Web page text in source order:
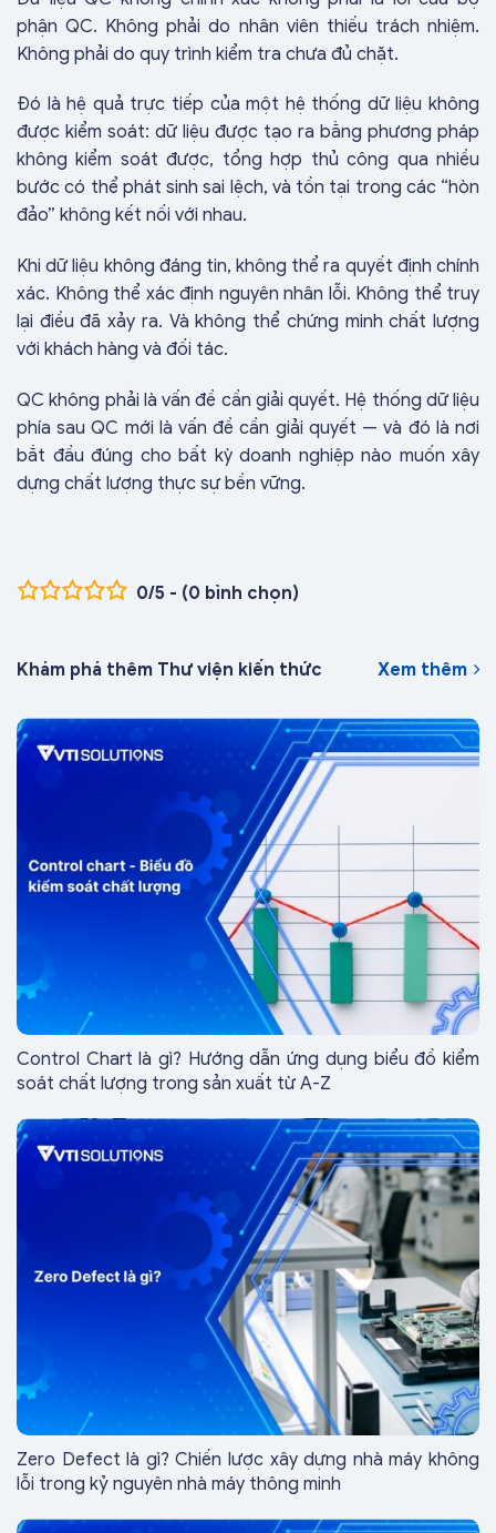
phận QC. Không phải do nhân viên thiếu trách nhiệm.
Không phải do quy trình kiểm tra chưa đủ chặt.
Đó là hệ quả trực tiếp của một hệ thống dữ liệu không
được kiểm soát: dữ liệu được tạo ra bằng phương pháp
không kiểm soát được, tổng hợp thủ công qua nhiều
bước có thể phát sinh sai lệch, và tồn tại trong các “hòn
đảo” không kết nối với nhau.
Khi dữ liệu không đáng tin, không thể ra quyết định chính
xác. Không thể xác định nguyên nhân lỗi. Không thể truy
lại điều đã xảy ra. Và không thể chứng minh chất lượng
với khách hàng và đối tác.
QC không phải là vấn đề cần giải quyết. Hệ thống dữ liệu
phía sau QC mới là vấn đề cần giải quyết — và đó là nơi
bắt đầu đúng cho bất kỳ doanh nghiệp nào muốn xây
dựng chất lượng thực sự bền vững.
0/5 - (0 bình chọn)
Khám phá thêm Thư viện kiến thức Xem thêm
Control Chart là gì? Hướng dẫn ứng dụng biểu đồ kiểm
soát chất lượng trong sản xuất từ A-Z
Zero Defect là gì? Chiến lược xây dựng nhà máy không
lỗi trong kỷ nguyên nhà máy thông minh